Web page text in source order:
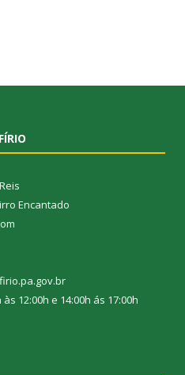
Encantado
12:00h e 14:00h ás 17:00h